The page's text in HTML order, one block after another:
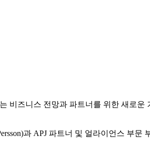
비즈니스 전망과 파트너를 위한 새로운
과 APJ 파트너 및 얼라이언스 부